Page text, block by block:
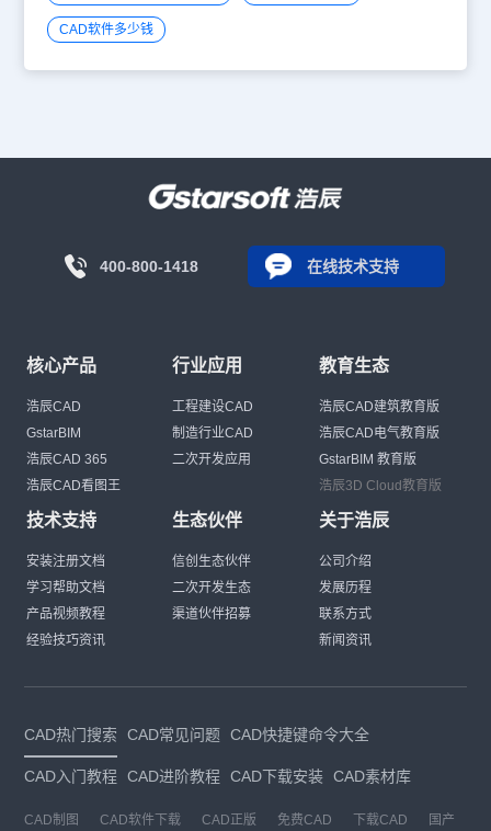
CAD软件多少钱
400-800-1418 在线技术支持
核心产品
浩辰CAD
GstarBIM
浩辰CAD 365
浩辰CAD看图王
行业应用
工程建设CAD
制造行业CAD
二次开发应用
教育生态
浩辰CAD建筑教育版
浩辰CAD电气教育版
GstarBIM 教育版
浩辰3D Cloud教育版
技术支持
安装注册文档
学习帮助文档
产品视频教程
经验技巧资讯
生态伙伴
信创生态伙伴
二次开发生态
渠道伙伴招募
关于浩辰
公司介绍
发展历程
联系方式
新闻资讯
CAD热门搜索 CAD常见问题 CAD快捷键命令大全
CAD入门教程 CAD进阶教程 CAD下载安装 CAD素材库
CAD制图 CAD软件下载 CAD正版 免费CAD 下载CAD
国产